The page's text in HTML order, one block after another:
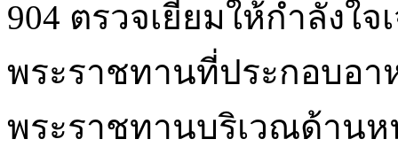
904 ตรวจเยี่ยมให้กำลังใ
พระราชทานที่ประกอบอา
พระราชทานบริเวณด้านห